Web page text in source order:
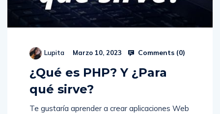
Lupita Marzo 10, 2023 Comments (0)
¿Qué es PHP? Y ¿Para
qué sirve?
Te gustaría aprender a crear aplicaciones Web